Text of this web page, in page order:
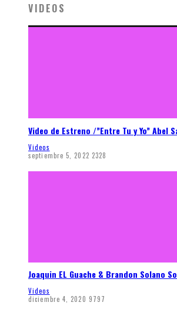
VIDEOS
Video de Estreno /”Entre Tu y Yo” Abel
Videos
septiembre 5, 2022 2328
Joaquin EL Guache & Brandon Solano
Videos
diciembre 4, 2020 9797